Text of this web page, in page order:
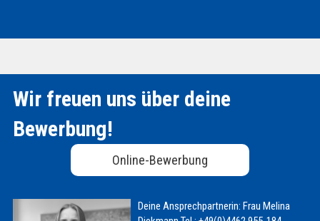
Wir freuen uns über deine
Bewerbung!
Online-Bewerbung
Deine Ansprechpartnerin: Frau Melina